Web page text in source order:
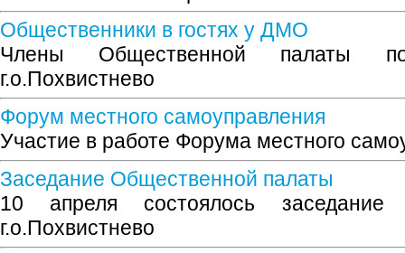
Общественники в гостях у ДМО
Члены Общественной палаты
г.о.Похвистнево
Форум местного самоуправления
Участие в работе Форума местного
Заседание Общественной палаты
10 апреля состоялось заседание
г.о.Похвистнево